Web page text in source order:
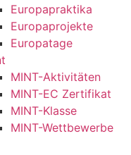
Europapraktika
Europaprojekte
Europatage
MINT-Aktivitäten
MINT-EC Zertifikat
MINT-Klasse
MINT-Wettbewerbe